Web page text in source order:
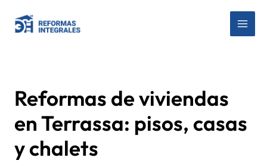
contenido
Reformas de viviendas
en Terrassa: pisos, casas
y chalets